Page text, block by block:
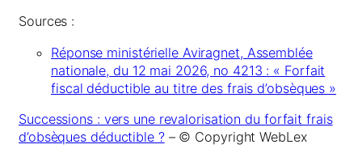
Sources :
Réponse ministérielle Aviragnet, Assemblée
nationale, du 12 mai 2026, no 4213 : « Forfait
fiscal déductible au titre des frais d’obsèques »
Successions : vers une revalorisation du forfait frais
d’obsèques déductible ?– © Copyright WebLex